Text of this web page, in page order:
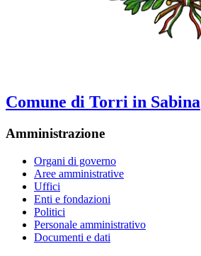
Comune di Torri in Sabina
Amministrazione
Organi di governo
Aree amministrative
Uffici
Enti e fondazioni
Politici
Personale amministrativo
Documenti e dati